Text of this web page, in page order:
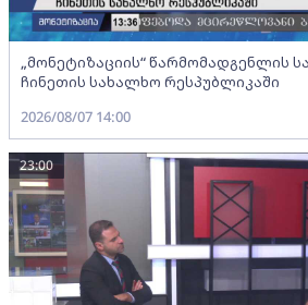
„მონეტიზაციის“ წარმომადგენლის
ჩინეთის სახალხო რესპუბლიკაში
2026/08/07 14:00
23:00